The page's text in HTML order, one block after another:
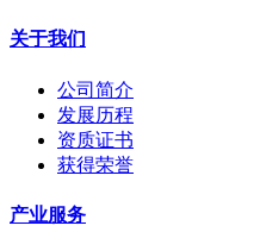
关于我们
公司简介
发展历程
资质证书
获得荣誉
产业服务